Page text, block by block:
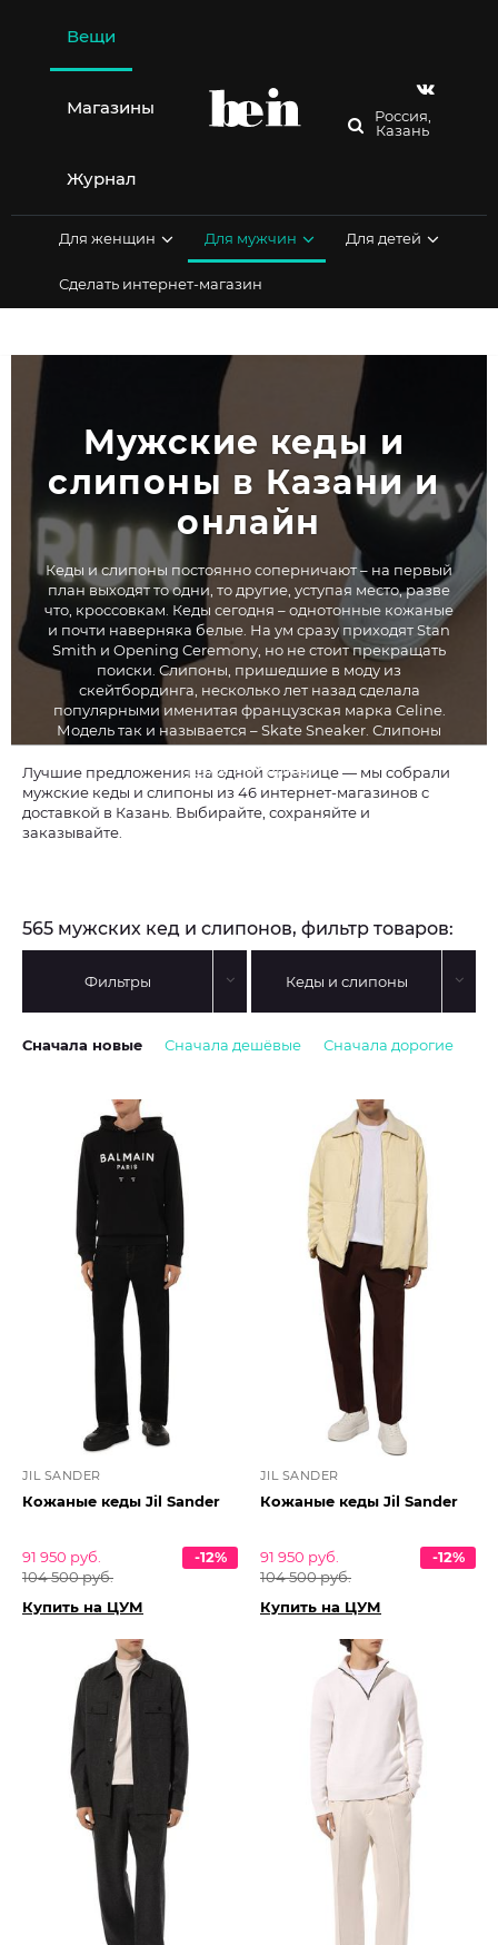
содержимому
Вещи
Магазины
Журнал
Россия,
Казань
Для женщин Для мужчин Для детей
Сделать интернет-магазин
Мужские кеды и
слипоны в Казани и
онлайн
Кеды и слипоны постоянно соперничают – на первый
план выходят то одни, то другие, уступая место, разве
что, кроссовкам. Кеды сегодня – однотонные кожаные
и почти наверняка белые. На ум сразу приходят Stan
Smith и Opening Ceremony, но не стоит прекращать
поиски. Слипоны, пришедшие в моду из
скейтбординга, несколько лет назад сделала
популярными именитая французская марка Celine.
Модель так и называется – Skate Sneaker. Слипоны
моментально стали популярны у девушек, а чуть
позже и у парней.
Лучшие предложения на одной странице — мы собрали
мужские кеды и слипоны из 46 интернет-магазинов с
доставкой в Казань. Выбирайте, сохраняйте и
заказывайте.
565 мужских кед и слипонов, фильтр товаров:
Фильтры Кеды и слипоны
Сначала новые Сначала дешёвые Сначала дорогие
JIL SANDER
Кожаные кеды Jil Sander
91 950 руб.
104 500 руб.
-12%
Купить на ЦУМ
JIL SANDER
Кожаные кеды Jil Sander
91 950 руб.
104 500 руб.
-12%
Купить на ЦУМ